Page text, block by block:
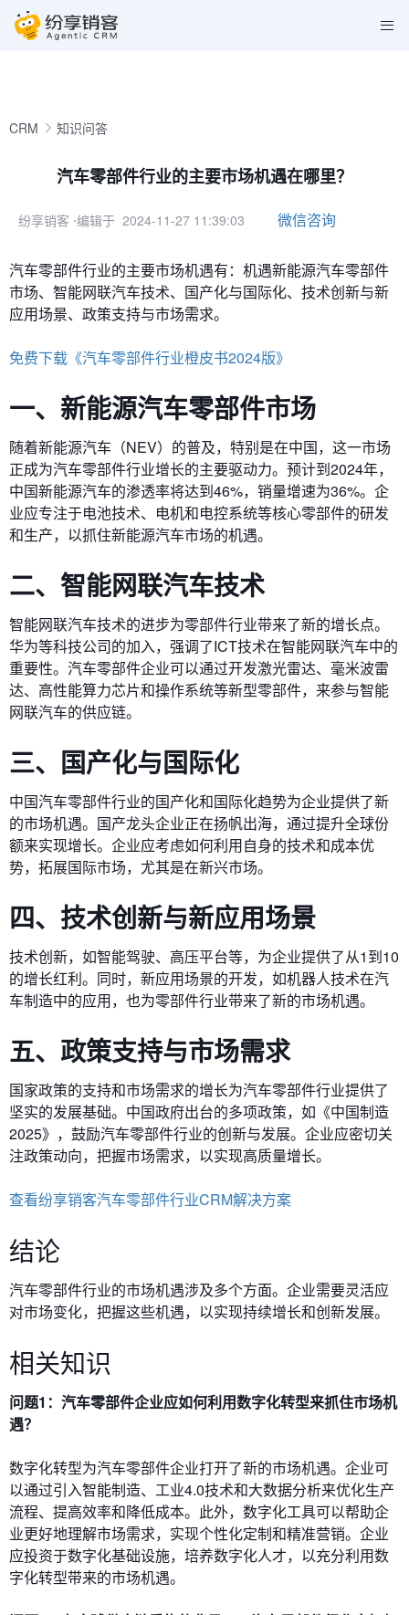
CRM 知识问答
汽车零部件行业的主要市场机遇在哪里？
纷享销客 ⋅编辑于 2024-11-27 11:39:03 微信咨询
汽车零部件行业的主要市场机遇有：机遇新能源汽车零部件
市场、 智能网联汽车技术、国产化与国际化、技术创新与新
应用场景、政策支持与市场需求。
免费下载《汽车零部件行业橙皮书2024版》
一、新能源汽车零部件市场
随着新能源汽车（NEV）的普及，特别是在中国，这一市场
正成为汽车零部件行业增长的主要驱动力。预计到2024年，
中国新能源汽车的渗透率将达到46%，销量增速为36%。企
业应专注于电池技术、电机和电控系统等核心零部件的研发
和生产，以抓住新能源汽车市场的机遇。
二、智能网联汽车技术
智能网联汽车技术的进步为零部件行业带来了新的增长点。
华为等科技公司的加入，强调了ICT技术在智能网联汽车中的
重要性。汽车零部件企业可以通过开发激光雷达、毫米波雷
达、高性能算力芯片和操作系统等新型零部件，来参与智能
网联汽车的供应链。
三、国产化与国际化
中国汽车零部件行业的国产化和国际化趋势为企业提供了新
的市场机遇。国产龙头企业正在扬帆出海，通过提升全球份
额来实现增长。企业应考虑如何利用自身的技术和成本优
势，拓展国际市场，尤其是在新兴市场。
四、技术创新与新应用场景
技术创新，如智能驾驶、高压平台等，为企业提供了从1到10
的增长红利。同时，新应用场景的开发，如机器人技术在汽
车制造中的应用，也为零部件行业带来了新的市场机遇。
五、政策支持与市场需求
国家政策的支持和市场需求的增长为汽车零部件行业提供了
坚实的发展基础。中国政府出台的多项政策，如《中国制造
2025》，鼓励汽车零部件行业的创新与发展。企业应密切关
注政策动向，把握市场需求，以实现高质量增长。
查看纷享销客汽车零部件行业CRM解决方案
结论
汽车零部件行业的市场机遇涉及多个方面。企业需要灵活应
对市场变化，把握这些机遇，以实现持续增长和创新发展。
相关知识
问题1：汽车零部件企业应如何利用数字化转型来抓住市场机
遇？
数字化转型为汽车零部件企业打开了新的市场机遇。企业可
以通过引入智能制造、工业4.0技术和大数据分析来优化生产
流程、提高效率和降低成本。此外，数字化工具可以帮助企
业更好地理解市场需求，实现个性化定制和精准营销。企业
应投资于数字化基础设施，培养数字化人才，以充分利用数
字化转型带来的市场机遇。